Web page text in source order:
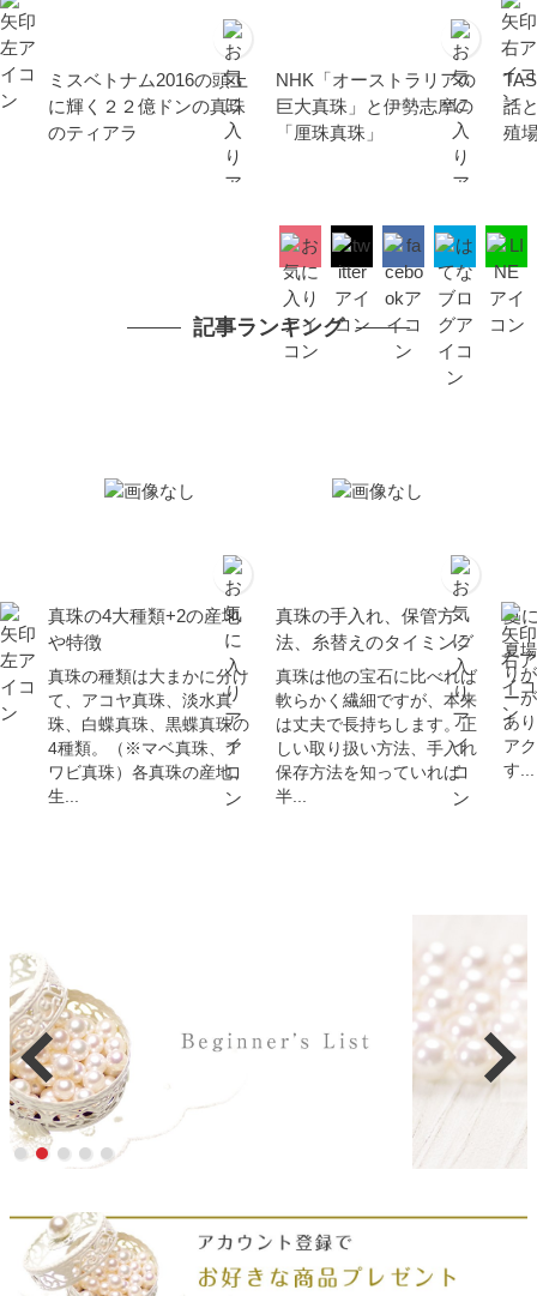
ミスベトナム2016の頭上
に輝く２２億ドンの真珠
のティアラ
NHK「オーストラリアの
巨大真珠」と伊勢志摩の
「厘珠真珠」
話
殖
記事ランキング
真珠の4大種類+2の産地
や特徴
真珠の種類は大まかに分け
て、アコヤ真珠、淡水真
珠、白蝶真珠、黒蝶真珠の
4種類。（※マベ真珠、ア
ワビ真珠）各真珠の産地、
生...
真珠の手入れ、保管方
法、糸替えのタイミング
真珠は他の宝石に比べれば
軟らかく繊細ですが、本来
は丈夫で長持ちします。正
しい取り扱い方法、手入れ
保存方法を知っていれば
半...
夏
夏
り
ー
あ
ア
す...